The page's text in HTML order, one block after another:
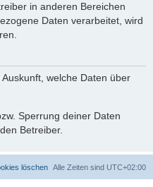
in anderen Bereichen
Daten verarbeitet, wird
welche Daten über
Sperrung deiner Daten
Betreiber.
Alle Zeiten sind UTC+02:00
löschen